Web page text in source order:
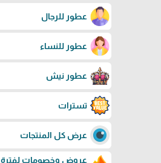
عطور للرجال
عطور للنساء
عطور نيش
تسترات
عرض كل المنتجات
عروض وخصومات لفترة